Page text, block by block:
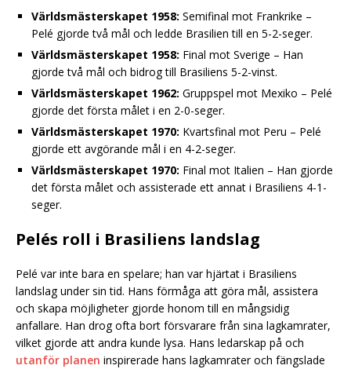
Världsmästerskapet 1958: Semifinal mot Frankrike –
Pelé gjorde två mål och ledde Brasilien till en 5-2-seger.
Världsmästerskapet 1958: Final mot Sverige – Han
gjorde två mål och bidrog till Brasiliens 5-2-vinst.
Världsmästerskapet 1962: Gruppspel mot Mexiko – Pelé
gjorde det första målet i en 2-0-seger.
Världsmästerskapet 1970: Kvartsfinal mot Peru – Pelé
gjorde ett avgörande mål i en 4-2-seger.
Världsmästerskapet 1970: Final mot Italien – Han gjorde
det första målet och assisterade ett annat i Brasiliens 4-1-
seger.
Pelés roll i Brasiliens landslag
Pelé var inte bara en spelare; han var hjärtat i Brasiliens
landslag under sin tid. Hans förmåga att göra mål, assistera
och skapa möjligheter gjorde honom till en mångsidig
anfallare. Han drog ofta bort försvarare från sina lagkamrater,
vilket gjorde att andra kunde lysa. Hans ledarskap på och
utanför planen inspirerade hans lagkamrater och fängslade